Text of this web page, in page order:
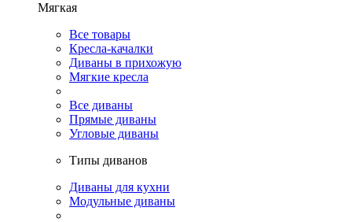
Мягкая
Все товары
Кресла-качалки
Диваны в прихожую
Мягкие кресла
Все диваны
Прямые диваны
Угловые диваны
Типы диванов
Диваны для кухни
Модульные диваны